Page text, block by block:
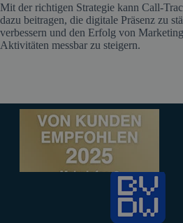
Mit der richtigen Strategie kann Call-
dazu beitragen, die digitale Präsenz zu
verbessern und den Erfolg von
Aktivitäten messbar zu steigern.